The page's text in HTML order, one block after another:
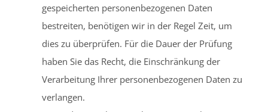
gespeicherten personenbezogenen Daten
bestreiten, benötigen wir in der Regel Zeit, um
dies zu überprüfen. Für die Dauer der Prüfung
haben Sie das Recht, die Einschränkung der
Verarbeitung Ihrer personenbezogenen Daten zu
verlangen.